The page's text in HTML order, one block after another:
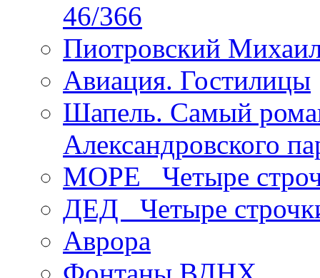
46/366
Пиотровский
Авиация. Гостилицы
Шапель. Самый
Александровского
МОРЕ _Четыре
ДЕД _Четыре
Аврора